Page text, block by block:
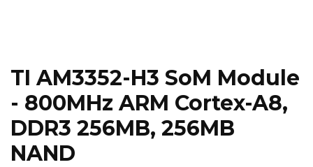
TI AM3352-H3 SoM Module
- 800MHz ARM Cortex-A8,
DDR3 256MB, 256MB
NAND